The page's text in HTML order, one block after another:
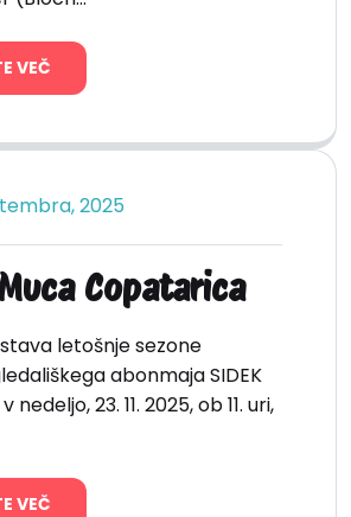
VEČ
2025
Copatarica
letošnje sezone
abonmaja SIDEK
nedeljo, 23. 11. 2025, ob 11. uri,
VEČ